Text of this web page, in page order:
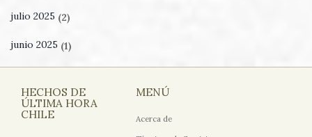
julio 2025 (2)
junio 2025 (1)
HECHOS DE
ÚLTIMA HORA
CHILE
MENÚ
Acerca de